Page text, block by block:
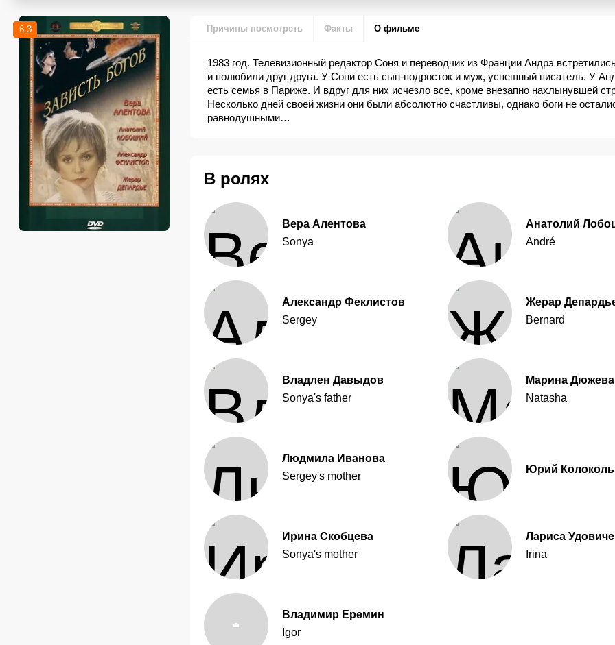
6.3 Причины посмотреть Факты О фильме
1983 год. Телевизионный редактор Соня и переводчик из Франции Андрэ
и полюбили друг друга. У Сони есть сын-подросток и муж, успешный писатель. У
есть семья в Париже. И вдруг для них исчезло все, кроме внезапно нахлынувшей
Несколько дней своей жизни они были абсолютно счастливы, однако боги не
равнодушными…
В ролях
Вера Алентова
Sonya
Анатолий
André
Александр Феклистов
Sergey
Жерар
Bernard
Владлен Давыдов
Sonya's father
Марина Дюжева
Natasha
Людмила Иванова
Sergey's mother
Юрий
Ирина Скобцева
Sonya's mother
Лариса
Irina
Владимир Еремин
Igor